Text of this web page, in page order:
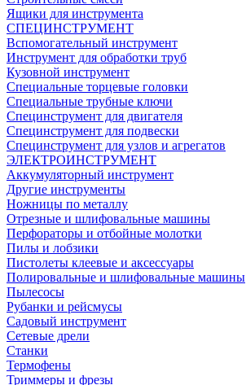
Ящики для инструмента
СПЕЦИНСТРУМЕНТ
Вспомогательный инструмент
Инструмент для обработки труб
Кузовной инструмент
Специальные торцевые головки
Специальные трубные ключи
Специнструмент для двигателя
Специнструмент для подвески
Специнструмент для узлов и агрегатов
ЭЛЕКТРОИНСТРУМЕНТ
Аккумуляторный инструмент
Другие инструменты
Ножницы по металлу
Отрезные и шлифовальные машины
Перфораторы и отбойные молотки
Пилы и лобзики
Пистолеты клеевые и аксессуары
Полировальные и шлифовальные машины
Пылесосы
Рубанки и рейсмусы
Садовый инструмент
Сетевые дрели
Станки
Термофены
Триммеры и фрезы